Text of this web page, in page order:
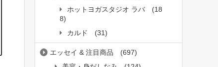
ホットヨガスタジオ ラバ
(18
8)
カルド
(31)
エッセイ & 注目商品
(697)